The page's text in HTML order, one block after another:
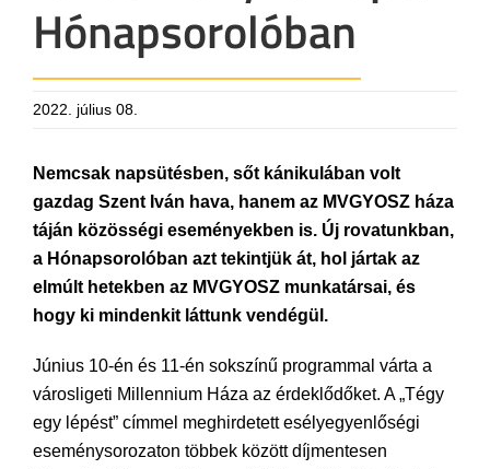
Hónapsorolóban
2022. július 08.
Nemcsak napsütésben, sőt kánikulában volt
gazdag Szent Iván hava, hanem az MVGYOSZ háza
táján közösségi eseményekben is. Új rovatunkban,
a Hónapsorolóban azt tekintjük át, hol jártak az
elmúlt hetekben az MVGYOSZ munkatársai, és
hogy ki mindenkit láttunk vendégül.
Június 10-én és 11-én sokszínű programmal várta a
városligeti Millennium Háza az érdeklődőket. A „Tégy
egy lépést” címmel meghirdetett esélyegyenlőségi
eseménysorozaton többek között díjmentesen